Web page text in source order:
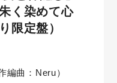
く染めて心
限定盤）
編曲：Neru）